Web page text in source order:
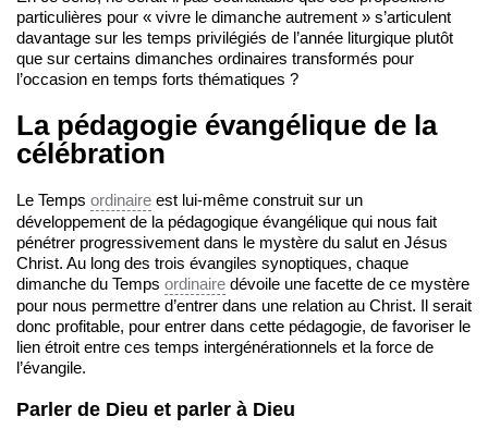
particulières pour « vivre le dimanche autrement » s’articulent
davantage sur les temps privilégiés de l’année liturgique plutôt
que sur certains dimanches ordinaires transformés pour
l’occasion en temps forts thématiques ?
La pédagogie évangélique de la
célébration
Le Temps ordinaire est lui-même construit sur un
développement de la pédagogique évangélique qui nous fait
pénétrer progressivement dans le mystère du salut en Jésus
Christ. Au long des trois évangiles synoptiques, chaque
dimanche du Temps ordinaire dévoile une facette de ce mystère
pour nous permettre d’entrer dans une relation au Christ. Il serait
donc profitable, pour entrer dans cette pédagogie, de favoriser le
lien étroit entre ces temps intergénérationnels et la force de
l’évangile.
Parler de Dieu et parler à Dieu